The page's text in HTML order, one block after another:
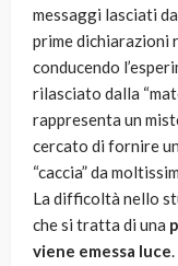
messaggi lasciati
prime dichiarazioni
conducendo
rilasciato dalla
rappresenta un
cercato di fornire
“caccia” da
La difficoltà nello
che si tratta di una
viene emessa luce